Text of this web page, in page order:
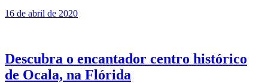
16 de abril de 2020
Descubra o encantador centro histórico
de Ocala, na Flórida